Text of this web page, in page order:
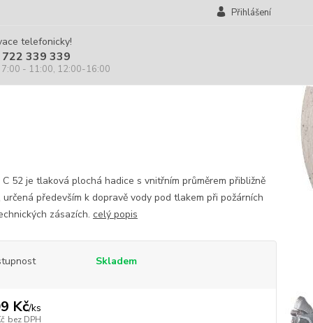
Přihlášení
telefonicky!
339 339
7:00 - 11:00, 12:00-16:00
C 52 je tlaková plochá hadice s vnitřním průměrem přibližně
určená především k dopravě vody pod tlakem při požárních
zásazích. celý popis
Skladem
Kč/ks
bez DPH